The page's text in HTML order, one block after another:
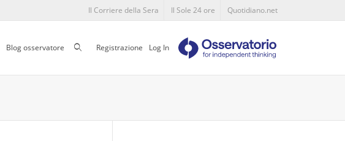
Il Corriere della Sera Il Sole 24 ore Quotidiano.net
Blog osservatore CercaRegistrazione Log In